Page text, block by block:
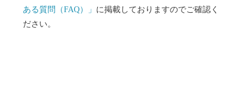
ある質問（FAQ）」 に掲載しておりますのでご確認く
ださい。